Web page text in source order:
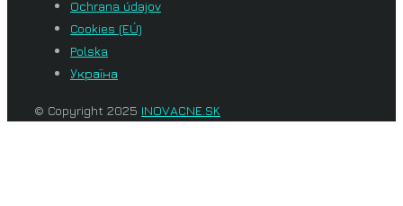
Ochrana údajov
Cookies (EÚ)
Polska
Україна
© Copyright 2025 INOVACNE.SK